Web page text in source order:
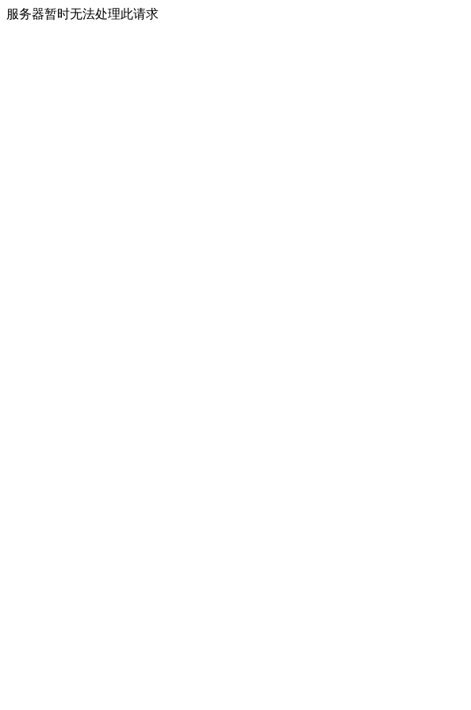
服务器暂时无法处理此请求